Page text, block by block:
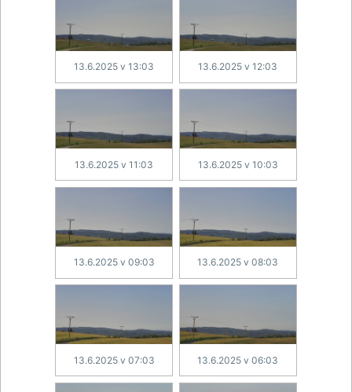
13.6.2025 v 13:03 13.6.2025 v 12:03
13.6.2025 v 11:03 13.6.2025 v 10:03
13.6.2025 v 09:03 13.6.2025 v 08:03
13.6.2025 v 07:03 13.6.2025 v 06:03